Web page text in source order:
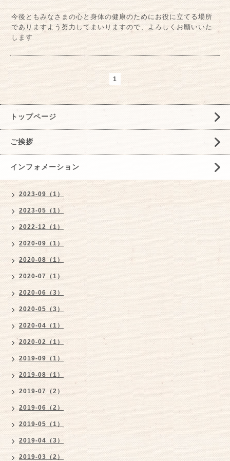
今後ともみなさまの心と身体の健康のためにお役に立てる場所
でありますよう努力してまいりますので、よろしくお願いいた
します
1
トップページ
ご挨拶
インフォメーション
2023-09（1）
2023-05（1）
2022-12（1）
2020-09（1）
2020-08（1）
2020-07（1）
2020-06（3）
2020-05（3）
2020-04（1）
2020-02（1）
2019-09（1）
2019-08（1）
2019-07（2）
2019-06（2）
2019-05（1）
2019-04（3）
2019-03（2）